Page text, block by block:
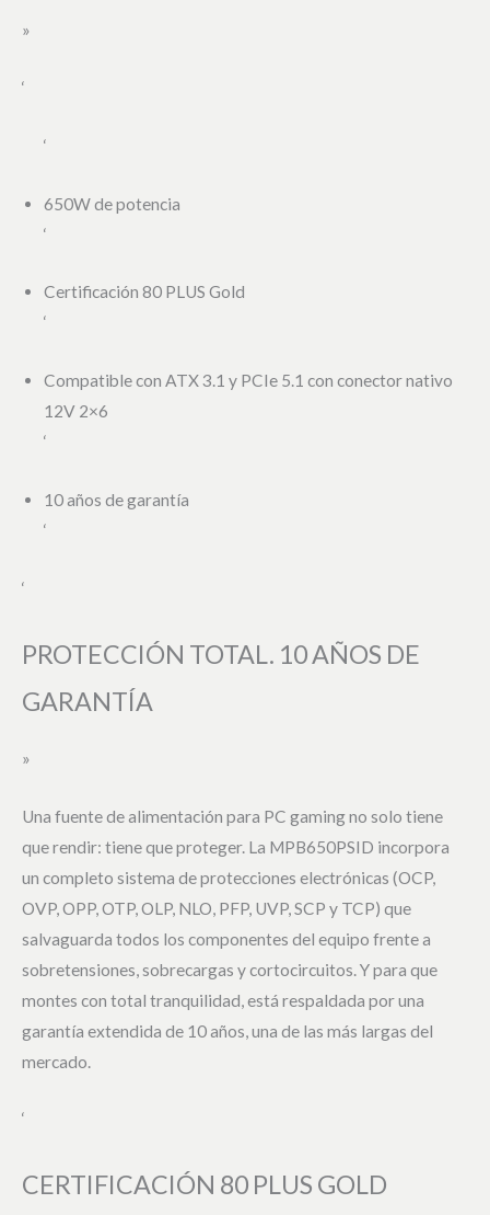
»
‘
‘
650W de potencia
‘
Certificación 80 PLUS Gold
‘
Compatible con ATX 3.1 y PCIe 5.1 con conector nativo
12V 2×6
‘
10 años de garantía
‘
‘
PROTECCIÓN TOTAL. 10 AÑOS DE
GARANTÍA
»
Una fuente de alimentación para PC gaming no solo tiene
que rendir: tiene que proteger. La MPB650PSID incorpora
un completo sistema de protecciones electrónicas (OCP,
OVP, OPP, OTP, OLP, NLO, PFP, UVP, SCP y TCP) que
salvaguarda todos los componentes del equipo frente a
sobretensiones, sobrecargas y cortocircuitos. Y para que
montes con total tranquilidad, está respaldada por una
garantía extendida de 10 años, una de las más largas del
mercado.
‘
CERTIFICACIÓN 80 PLUS GOLD